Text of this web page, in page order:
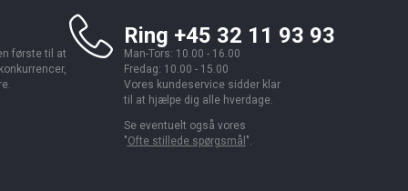
første til at
Ring +45 32 11 93 93
Man-Tors: 10.00 - 16.00
Fredag: 10.00 - 15.00
Vores kundeservice sidder klar
til at hjælpe dig alle hverdage.
Se eventuelt også vores
"Ofte stillede spørgsmål ".